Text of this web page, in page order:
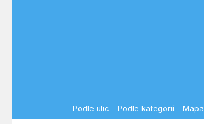
Podle ulic - Podle kategorií - Mapa